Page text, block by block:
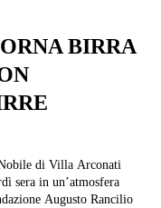
BIRRA
di Villa Arconati
sera in un’atmosfera
Augusto Rancilio